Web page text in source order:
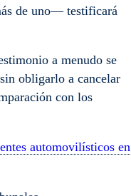
de uno— testificará
a menudo se
obligarlo a cancelar
con los
automovilísticos en